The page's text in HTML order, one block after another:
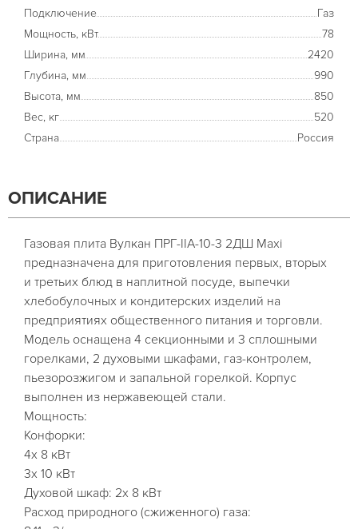
Подключение
Газ
Мощность, кВт
78
Ширина, мм
2420
Глубина, мм
990
Высота, мм
850
Вес, кг
520
Страна
Россия
ОПИСАНИЕ
Газовая плита Вулкан ПРГ-IIA-10-3 2ДШ Maxi
предназначена для приготовления первых, вторых
и третьих блюд в наплитной посуде, выпечки
хлебобулочных и кондитерских изделий на
предприятиях общественного питания и торговли.
Модель оснащена 4 секционными и 3 сплошными
горелками, 2 духовыми шкафами, газ-контролем,
пьезорозжигом и запальной горелкой. Корпус
выполнен из нержавеющей стали.
Мощность:
Конфорки:
4х 8 кВт
3x 10 кВт
Духовой шкаф: 2х 8 кВт
Расход природного (сжиженного) газа: